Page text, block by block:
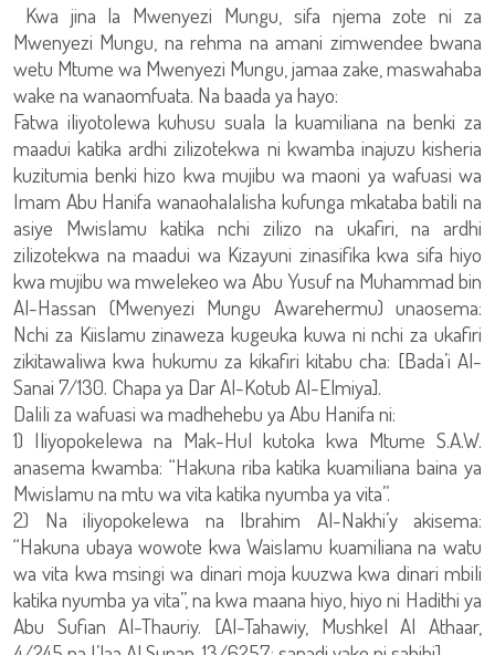
Kwa jina la Mwenyezi Mungu, sifa njema zote ni za
Mwenyezi Mungu, na rehma na amani zimwendee bwana
wetu Mtume wa Mwenyezi Mungu, jamaa zake, maswahaba
wake na wanaomfuata. Na baada ya hayo:
Fatwa iliyotolewa kuhusu suala la kuamiliana na benki za
maadui katika ardhi zilizotekwa ni kwamba inajuzu kisheria
kuzitumia benki hizo kwa mujibu wa maoni ya wafuasi wa
Imam Abu Hanifa wanaohalalisha kufunga mkataba batili na
asiye Mwislamu katika nchi zilizo na ukafiri, na ardhi
zilizotekwa na maadui wa Kizayuni zinasifika kwa sifa hiyo
kwa mujibu wa mwelekeo wa Abu Yusuf na Muhammad bin
Al-Hassan (Mwenyezi Mungu Awarehermu) unaosema:
Nchi za Kiislamu zinaweza kugeuka kuwa ni nchi za ukafiri
zikitawaliwa kwa hukumu za kikafiri kitabu cha: [Bada’i Al-
Sanai 7/130. Chapa ya Dar Al-Kotub Al-Elmiya].
Dalili za wafuasi wa madhehebu ya Abu Hanifa ni:
1) Iliyopokelewa na Mak-Hul kutoka kwa Mtume S.A.W.
anasema kwamba: “Hakuna riba katika kuamiliana baina ya
Mwislamu na mtu wa vita katika nyumba ya vita”.
2) Na iliyopokelewa na Ibrahim Al-Nakhi’y akisema:
“Hakuna ubaya wowote kwa Waislamu kuamiliana na watu
wa vita kwa msingi wa dinari moja kuuzwa kwa dinari mbili
katika nyumba ya vita”, na kwa maana hiyo, hiyo ni Hadithi ya
Abu Sufian Al-Thauriy. [Al-Tahawiy, Mushkel Al Athaar,